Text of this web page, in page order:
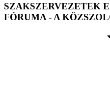
SZAKSZERVEZETEK
FÓRUMA - A